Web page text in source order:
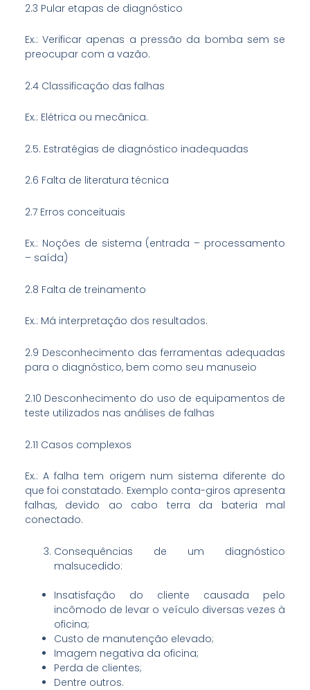
2.3 Pular etapas de diagnóstico
Ex.: Verificar apenas a pressão da bomba sem se
preocupar com a vazão.
2.4 Classificação das falhas
Ex.: Elétrica ou mecânica.
2.5. Estratégias de diagnóstico inadequadas
2.6 Falta de literatura técnica
2.7 Erros conceituais
Ex.: Noções de sistema (entrada – processamento
– saída)
2.8 Falta de treinamento
Ex.: Má interpretação dos resultados.
2.9 Desconhecimento das ferramentas adequadas
para o diagnóstico, bem como seu manuseio
2.10 Desconhecimento do uso de equipamentos de
teste utilizados nas análises de falhas
2.11 Casos complexos
Ex.: A falha tem origem num sistema diferente do
que foi constatado. Exemplo conta-giros apresenta
falhas, devido ao cabo terra da bateria mal
conectado.
Consequências de um diagnóstico
malsucedido:
Insatisfação do cliente causada pelo
incômodo de levar o veículo diversas vezes à
oficina;
Custo de manutenção elevado;
Imagem negativa da oficina;
Perda de clientes;
Dentre outros.